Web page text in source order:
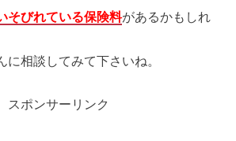
そびれている保険料があるかもしれ
に相談してみて下さいね。
スポンサーリンク